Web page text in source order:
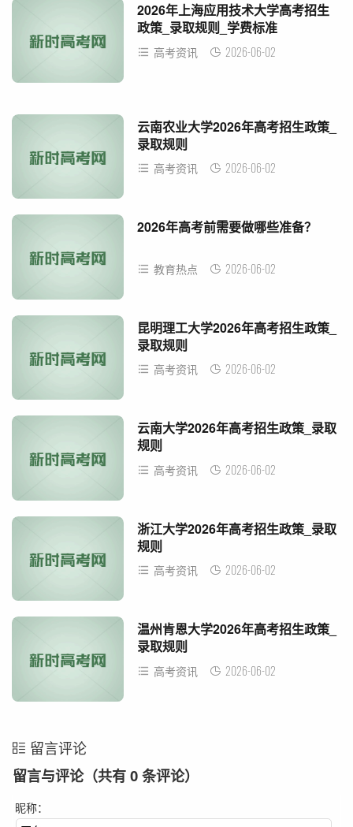
2026年上海应用技术大学高考招生
政策_录取规则_学费标准
高考资讯 2026-06-02
云南农业大学2026年高考招生政策_
录取规则
高考资讯 2026-06-02
2026年高考前需要做哪些准备？
教育热点 2026-06-02
昆明理工大学2026年高考招生政策_
录取规则
高考资讯 2026-06-02
云南大学2026年高考招生政策_录取
规则
高考资讯 2026-06-02
浙江大学2026年高考招生政策_录取
规则
高考资讯 2026-06-02
温州肯恩大学2026年高考招生政策_
录取规则
高考资讯 2026-06-02
留言评论
留言与评论（共有 0 条评论）
昵称：